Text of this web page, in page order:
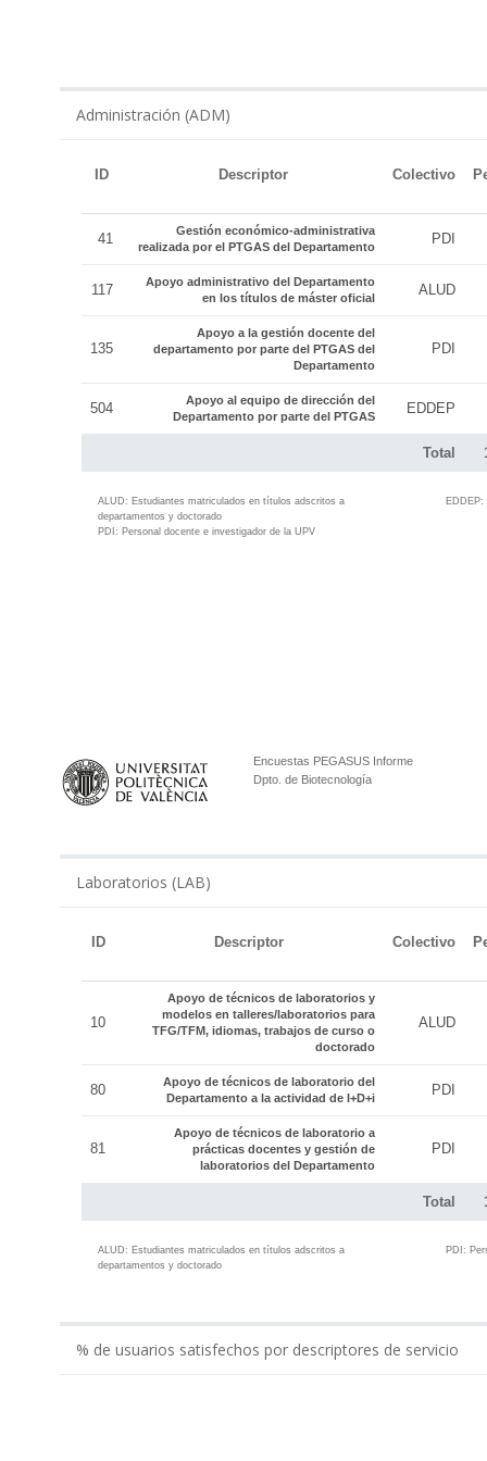
Administración (ADM)
ID Descriptor Colectivo
Total
41
Gestión económico-administrativa
realizada por el PTGAS del Departamento
PDI
117
Apoyo administrativo del Departamento
en los títulos de máster oficial
ALUD
135
Apoyo a la gestión docente del
departamento por parte del PTGAS del
Departamento
PDI
504
Apoyo al equipo de dirección del
Departamento por parte del PTGAS
EDDEP
ALUD: Estudiantes matriculados en títulos adscritos a
departamentos y doctorado
PDI: Personal docente e investigador de la UPV
EDDEP:
Encuestas PEGASUS Informe
Dpto. de Biotecnología
Laboratorios (LAB)
ID Descriptor Colectivo
Total
10
Apoyo de técnicos de laboratorios y
modelos en talleres/laboratorios para
TFG/TFM, idiomas, trabajos de curso o
doctorado
ALUD
80
Apoyo de técnicos de laboratorio del
Departamento a la actividad de I+D+i
PDI
81
Apoyo de técnicos de laboratorio a
prácticas docentes y gestión de
laboratorios del Departamento
PDI
ALUD: Estudiantes matriculados en títulos adscritos a
departamentos y doctorado
PDI:
% de usuarios satisfechos por descriptores de servicio